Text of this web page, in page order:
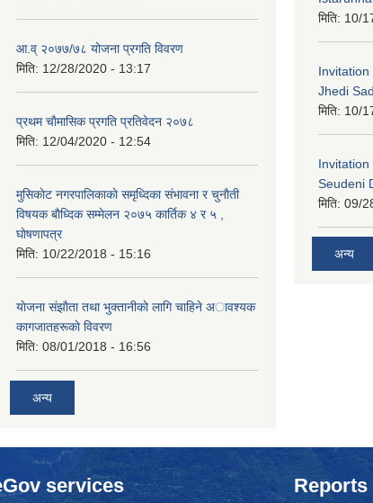
आ.व् २०७७/७८ योजना प्रगति विवरण
मिति: 12/28/2020 - 13:17
प्रथम चाैमासिक प्रगति प्रतिवेदन २०७८
मिति: 12/04/2020 - 12:54
मुसिकाेट नगरपालिकाकाे समृध्दिका संभावना र चुनाैती
विषयक बाैध्दिक सम्मेलन २०७५ कार्तिक ४ र ५ ,
घाेषणापत्र
मिति: 10/22/2018 - 15:16
याेजना संझाैता तथा भुक्तानीकाे लागि चाहिने अावश्यक
कागजातहरूकाे विवरण
मिति: 08/01/2018 - 16:56
अन्य
मिति: 10/
Jhedi
मिति: 10/
Seudeni
मिति: 09/
अन्य
services Reports